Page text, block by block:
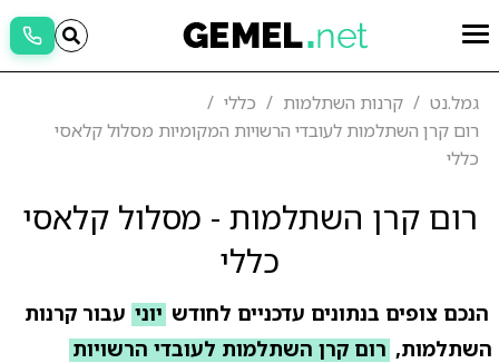
גמל.נט קרנות השתלמות
כללי
רום קרן השתלמות לעובדי הרשויות המקומיות מסלול קלאסי
כללי
רום קרן השתלמות - מסלול קלאסי
כללי
הנכם צופים בנתונים עדכניים לחודש יוני עבור קרנות
השתלמות, רום קרן השתלמות לעובדי הרשויות